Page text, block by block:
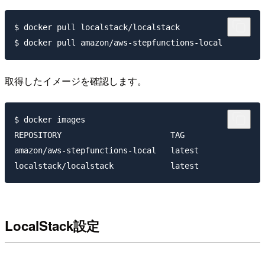
$ docker pull localstack/localstack
取得したイメージを確認します。
$ docker images
REPOSITORY                       TAG
amazon/aws-stepfunctions-local   latest
LocalStack設定